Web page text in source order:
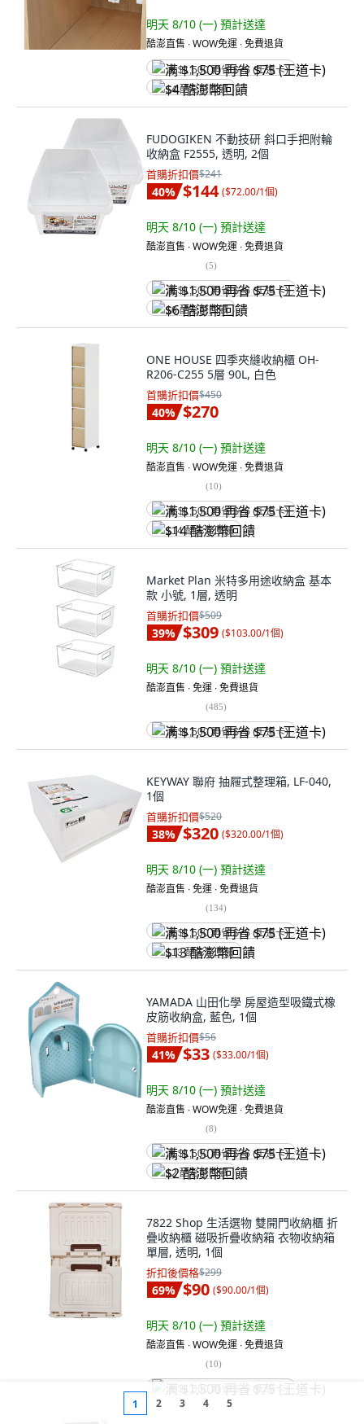
明天 8/10 (一) 預計送達
酷澎直售 ∙ WOW免運 ∙ 免費退貨
满 $1,500 再省 $75 (王道卡)
$4 酷澎幣回饋
FUDOGIKEN 不動技研 斜口手把附輪
收納盒 F2555, 透明, 2個
首購折扣價$241
40% $144 ($72.00/1個)
明天 8/10 (一) 預計送達
酷澎直售 ∙ WOW免運 ∙ 免費退貨
(5)
满 $1,500 再省 $75 (王道卡)
$6 酷澎幣回饋
ONE HOUSE 四季夾縫收納櫃 OH-
R206-C255 5層 90L, 白色
首購折扣價$450
40% $270
明天 8/10 (一) 預計送達
酷澎直售 ∙ WOW免運 ∙ 免費退貨
(10)
满 $1,500 再省 $75 (王道卡)
$14 酷澎幣回饋
Market Plan 米特多用途收納盒 基本
款 小號, 1層, 透明
首購折扣價$509
39% $309 ($103.00/1個)
明天 8/10 (一) 預計送達
酷澎直售 ∙ 免運 ∙ 免費退貨
(485)
满 $1,500 再省 $75 (王道卡)
KEYWAY 聯府 抽屜式整理箱, LF-040,
1個
首購折扣價$520
38% $320 ($320.00/1個)
明天 8/10 (一) 預計送達
酷澎直售 ∙ 免運 ∙ 免費退貨
(134)
满 $1,500 再省 $75 (王道卡)
$13 酷澎幣回饋
YAMADA 山田化學 房屋造型吸鐵式橡
皮筋收納盒, 藍色, 1個
首購折扣價$56
41% $33 ($33.00/1個)
明天 8/10 (一) 預計送達
酷澎直售 ∙ WOW免運 ∙ 免費退貨
(8)
满 $1,500 再省 $75 (王道卡)
$2 酷澎幣回饋
7822 Shop 生活選物 雙開門收納櫃 折
疊收納櫃 磁吸折疊收納箱 衣物收納箱
單層, 透明, 1個
折扣後價格$299
69% $90 ($90.00/1個)
明天 8/10 (一) 預計送達
酷澎直售 ∙ WOW免運 ∙ 免費退貨
(10)
满 $1,500 再省 $75 (王道卡)
1 2 3 4 5